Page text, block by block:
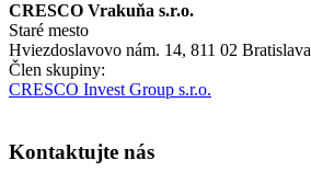
CRESCO Vrakuňa s.r.o.
Staré mesto
Hviezdoslavovo nám. 14, 811 02 Bratislava
Člen skupiny:
CRESCO Invest Group s.r.o.
Kontaktujte nás